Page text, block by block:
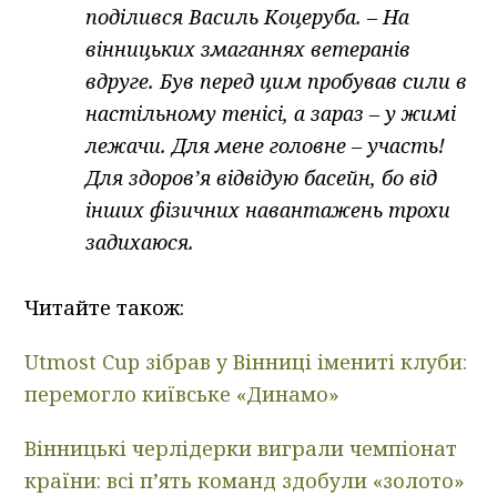
поділився Василь Коцеруба. – На
вінницьких змаганнях ветеранів
вдруге. Був перед цим пробував сили в
настільному тенісі, а зараз – у жимі
лежачи. Для мене головне – участь!
Для здоров’я відвідую басейн, бо від
інших фізичних навантажень трохи
задихаюся.
Читайте також:
Utmost Cup зібрав у Вінниці імениті клуби:
перемогло київське «Динамо»
Вінницькі черлідерки виграли чемпіонат
країни: всі п’ять команд здобули «золото»